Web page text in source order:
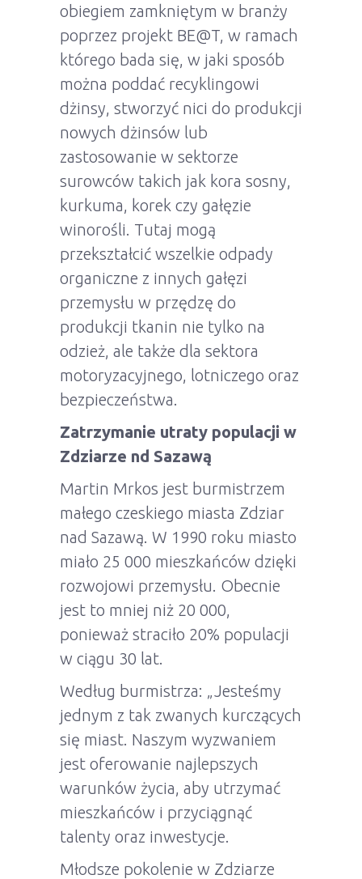
obiegiem zamkniętym w branży
poprzez projekt BE@T, w ramach
którego bada się, w jaki sposób
można poddać recyklingowi
dżinsy, stworzyć nici do produkcji
nowych dżinsów lub
zastosowanie w sektorze
surowców takich jak kora sosny,
kurkuma, korek czy gałęzie
winorośli. Tutaj mogą
przekształcić wszelkie odpady
organiczne z innych gałęzi
przemysłu w przędzę do
produkcji tkanin nie tylko na
odzież, ale także dla sektora
motoryzacyjnego, lotniczego oraz
bezpieczeństwa.
Zatrzymanie utraty populacji w
Zdziarze nd Sazawą
Martin Mrkos jest burmistrzem
małego czeskiego miasta Zdziar
nad Sazawą. W 1990 roku miasto
miało 25 000 mieszkańców dzięki
rozwojowi przemysłu. Obecnie
jest to mniej niż 20 000,
ponieważ straciło 20% populacji
w ciągu 30 lat.
Według burmistrza: „Jesteśmy
jednym z tak zwanych kurczących
się miast. Naszym wyzwaniem
jest oferowanie najlepszych
warunków życia, aby utrzymać
mieszkańców i przyciągnąć
talenty oraz inwestycje.
Młodsze pokolenie w Zdziarze